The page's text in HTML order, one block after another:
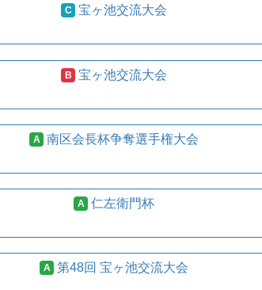
C 宝ヶ池交流大会
B 宝ヶ池交流大会
A 南区会長杯争奪選手権大会
A 仁左衛門杯
A 第48回 宝ヶ池交流大会